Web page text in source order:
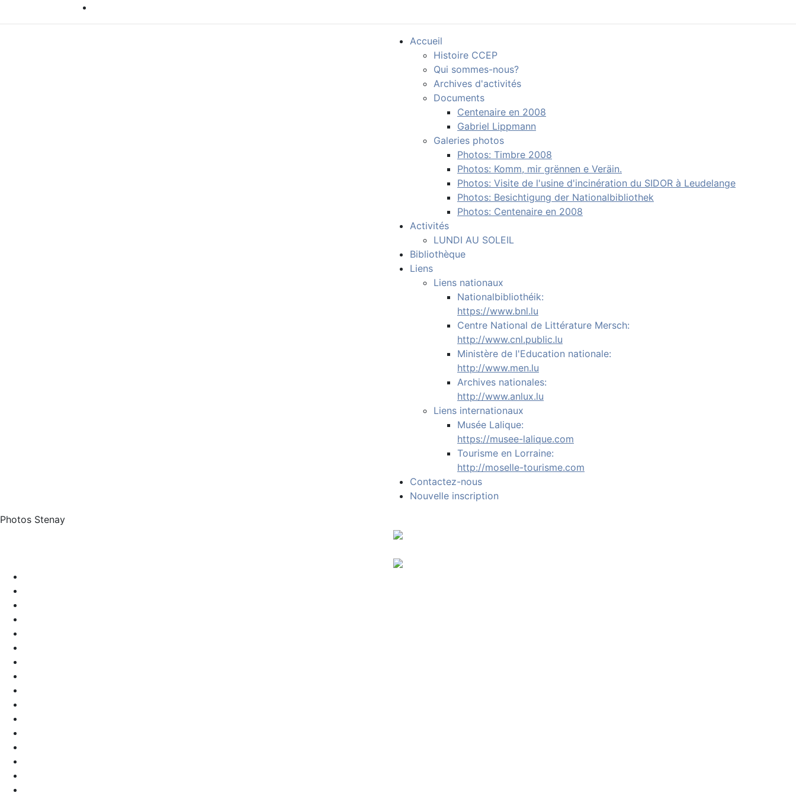
Accueil
Histoire CCEP
Qui sommes-nous?
Archives d'activités
Documents
Centenaire en 2008
Gabriel Lippmann
Galeries photos
Photos: Timbre 2008
Photos: Komm, mir grënnen e Veräin.
Photos: Visite de l'usine d'incinération du SIDOR à Leudelange
Photos: Besichtigung der Nationalbibliothek
Photos: Centenaire en 2008
Activités
LUNDI AU SOLEIL
Bibliothèque
Liens
Liens nationaux
Nationalbibliothéik:
https://www.bnl.lu
Centre National de Littérature Mersch:
http://www.cnl.public.lu
Ministère de l'Education nationale:
http://www.men.lu
Archives nationales:
http://www.anlux.lu
Liens internationaux
Musée Lalique:
https://musee-lalique.com
Tourisme en Lorraine:
http://moselle-tourisme.com
Contactez-nous
Nouvelle inscription
Photos Stenay